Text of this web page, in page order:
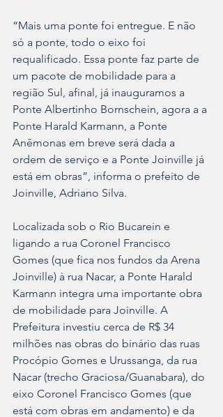
“Mais uma ponte foi entregue. E não
só a ponte, todo o eixo foi
requalificado. Essa ponte faz parte de
um pacote de mobilidade para a
região Sul, afinal, já inauguramos a
Ponte Albertinho Bornschein, agora a a
Ponte Harald Karmann, a Ponte
Anêmonas em breve será dada a
ordem de serviço e a Ponte Joinville já
está em obras”, informa o prefeito de
Joinville, Adriano Silva.
Localizada sob o Rio Bucarein e
ligando a rua Coronel Francisco
Gomes (que fica nos fundos da Arena
Joinville) à rua Nacar, a Ponte Harald
Karmann integra uma importante obra
de mobilidade para Joinville. A
Prefeitura investiu cerca de R$ 34
milhões nas obras do binário das ruas
Procópio Gomes e Urussanga, da rua
Nacar (trecho Graciosa/Guanabara), do
eixo Coronel Francisco Gomes (que
está com obras em andamento) e da